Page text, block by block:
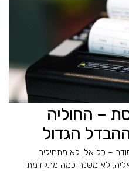
– החוליה
הגדול
– כל אלו לא מתחילים
לא משנה כמה מתקדמת